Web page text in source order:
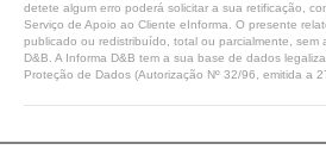
detete algum erro poderá solicitar a sua retificação,
Serviço de Apoio ao Cliente eInforma. O presente
publicado ou redistribuído, total ou parcialmente, sem
D&B. A Informa D&B tem a sua base de dados
Proteção de Dados (Autorização Nº 32/96, emitida a